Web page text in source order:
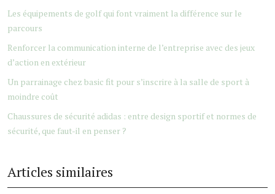
Les équipements de golf qui font vraiment la différence sur le
parcours
Renforcer la communication interne de l’entreprise avec des jeux
d’action en extérieur
Un parrainage chez basic fit pour s’inscrire à la salle de sport à
moindre coût
Chaussures de sécurité adidas : entre design sportif et normes de
sécurité, que faut-il en penser ?
Articles similaires